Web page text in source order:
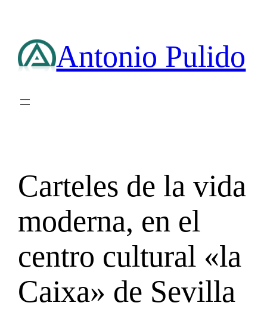
contenido Antonio Pulido
Carteles de la vida
moderna, en el
centro cultural «la
Caixa» de Sevilla